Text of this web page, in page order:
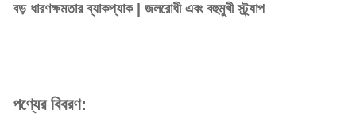
বড় ধারণক্ষমতার ব্যাকপ্যাক | জলরোধী এবং বহুমুখী স্ট্র্যাপ
পণ্যের বিবরণ: